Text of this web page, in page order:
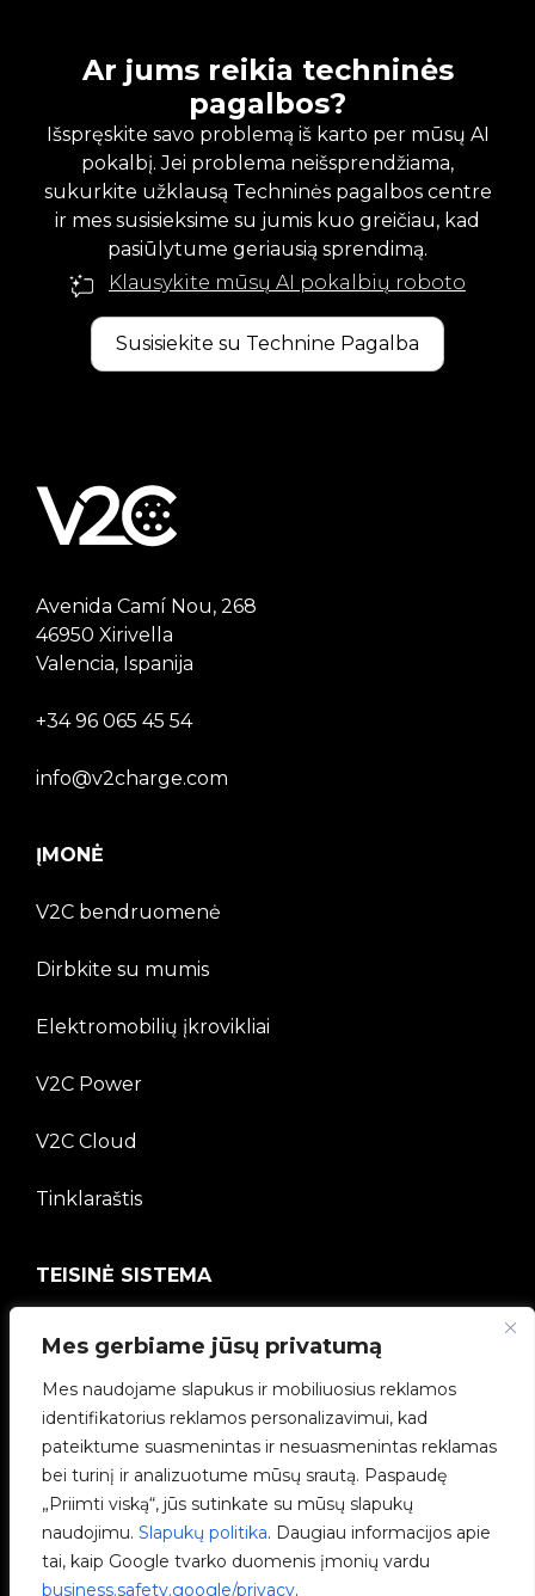
Mes gerbiame jūsų privatumą
Mes naudojame slapukus ir mobiliuosius reklamos
identifikatorius reklamos personalizavimui, kad
pateiktume suasmenintas ir nesuasmenintas reklamas
bei turinį ir analizuotume mūsų srautą. Paspaudę
„Priimti viską“, jūs sutinkate su mūsų slapukų
naudojimu. Slapukų politika. Daugiau informacijos apie
tai, kaip Google tvarko duomenis įmonių vardu
business.safety.google/privacy.
Ar jums reikia techninės
pagalbos?
Išspręskite savo problemą iš karto per mūsų AI
pokalbį. Jei problema neišsprendžiama,
sukurkite užklausą Techninės pagalbos centre
ir mes susisieksime su jumis kuo greičiau, kad
pasiūlytume geriausią sprendimą.
Klausykite mūsų AI pokalbių roboto
Susisiekite su Technine Pagalba
Avenida Camí Nou, 268
46950 Xirivella
Valencia, Ispanija
+34 96 065 45 54
info@v2charge.com
ĮMONĖ
V2C bendruomenė
Dirbkite su mumis
Elektromobilių įkrovikliai
V2C Power
V2C Cloud
Tinklaraštis
TEISINĖ SISTEMA
Privatumo politika
Teisinė informacija
Slapukų politika
Etikos kanalas
Kokybės politika